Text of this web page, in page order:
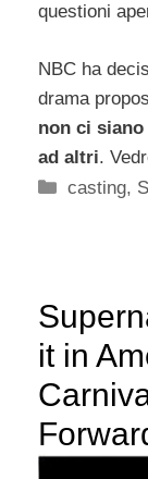
questioni
NBC ha
drama
non ci
ad altri.
Categorie
casting,
it in